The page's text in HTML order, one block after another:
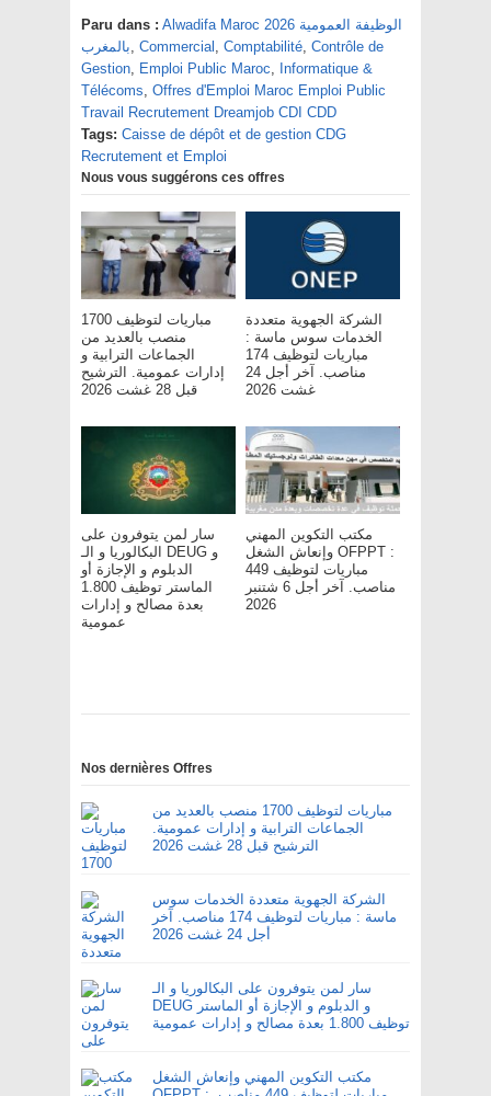
Paru dans : Alwadifa Maroc 2026 الوظيفة العمومية
بالمغرب, Commercial , Comptabilité, Contrôle de
Gestion, Emploi Public Maroc, Informatique &
Télécoms, Offres d'Emploi Maroc Emploi Public
Travail Recrutement Dreamjob CDI CDD
Tags: Caisse de dépôt et de gestion CDG
Recrutement et Emploi
Nous vous suggérons ces offres
مباريات لتوظيف 1700
منصب بالعديد من
الجماعات الترابية و
إدارات عمومية. الترشيح
قبل 28 غشت 2026
الشركة الجهوية متعددة
الخدمات سوس ماسة :
مباريات لتوظيف 174
مناصب. آخر أجل 24
غشت 2026
سار لمن يتوفرون على
البكالوريا و الـ DEUG و
الدبلوم و الإجازة أو
الماستر توظيف 1.800
بعدة مصالح و إدارات
عمومية
مكتب التكوين المهني
وإنعاش الشغل OFPPT :
مباريات لتوظيف 449
مناصب. آخر أجل 6 شتنبر
2026
Nos dernières Offres
مباريات لتوظيف 1700 منصب بالعديد من
الجماعات الترابية و إدارات عمومية.
الترشيح قبل 28 غشت 2026
الشركة الجهوية متعددة الخدمات سوس
ماسة : مباريات لتوظيف 174 مناصب. آخر
أجل 24 غشت 2026
سار لمن يتوفرون على البكالوريا و الـ
DEUG و الدبلوم و الإجازة أو الماستر
توظيف 1.800 بعدة مصالح و إدارات عمومية
مكتب التكوين المهني وإنعاش الشغل